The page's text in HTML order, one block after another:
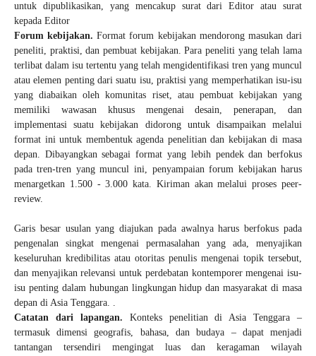
untuk dipublikasikan, yang mencakup surat dari Editor atau surat
kepada Editor
Forum kebijakan.Format forum kebijakan mendorong masukan dari
peneliti, praktisi, dan pembuat kebijakan. Para peneliti yang telah lama
terlibat dalam isu tertentu yang telah mengidentifikasi tren yang muncul
atau elemen penting dari suatu isu, praktisi yang memperhatikan isu-isu
yang diabaikan oleh komunitas riset, atau pembuat kebijakan yang
memiliki wawasan khusus mengenai desain, penerapan, dan
implementasi suatu kebijakan didorong untuk disampaikan melalui
format ini untuk membentuk agenda penelitian dan kebijakan di masa
depan. Dibayangkan sebagai format yang lebih pendek dan berfokus
pada tren-tren yang muncul ini, penyampaian forum kebijakan harus
menargetkan 1.500 - 3.000 kata. Kiriman akan melalui proses peer-
review.
Garis besar usulan yang diajukan pada awalnya harus berfokus pada
pengenalan singkat mengenai permasalahan yang ada, menyajikan
keseluruhan kredibilitas atau otoritas penulis mengenai topik tersebut,
dan menyajikan relevansi untuk perdebatan kontemporer mengenai isu-
isu penting dalam hubungan lingkungan hidup dan masyarakat di masa
depan di Asia Tenggara. .
Catatan dari lapangan. Konteks penelitian di Asia Tenggara –
termasuk dimensi geografis, bahasa, dan budaya – dapat menjadi
tantangan tersendiri mengingat luas dan keragaman wilayah